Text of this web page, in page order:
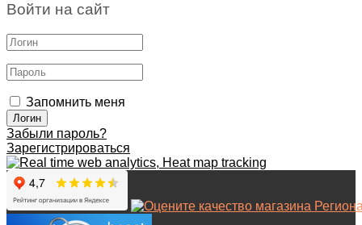
Войти на сайт
Запомнить меня
Забыли пароль?
Зарегистрироваться